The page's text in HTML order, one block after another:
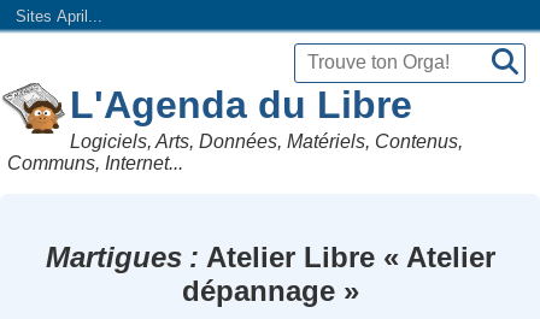
Sites April...
L'Agenda du Libre
Logiciels, Arts, Données, Matériels, Contenus,
Communs, Internet...
Martigues
Atelier Libre « Atelier
dépannage »